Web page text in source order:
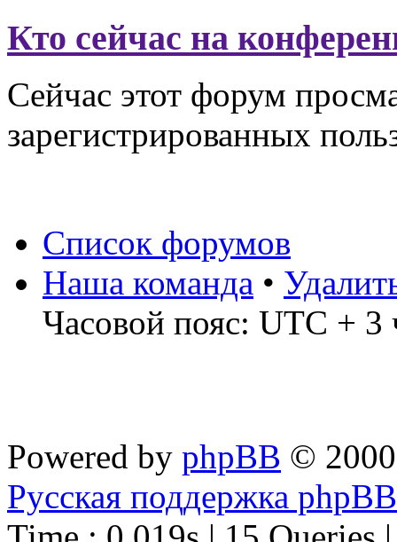
Кто сейчас на
Сейчас этот форум
зарегистрированных
Список форумов
Наша команда •
Часовой пояс: UTC + 3
Powered by phpBB ©
Русская поддержка phpBB